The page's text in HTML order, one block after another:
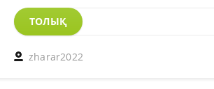
ТОЛЫҚ
zharar2022